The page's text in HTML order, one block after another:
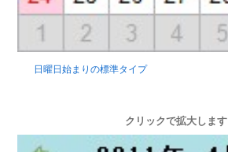
日曜日始まりの標準タイプ
クリックで拡大します